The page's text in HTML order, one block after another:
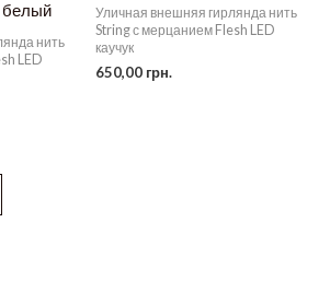
белый
нить
LED
Уличная внешняя гирлянда нить
String с мерцанием Flesh LED
каучук
650,00 грн.